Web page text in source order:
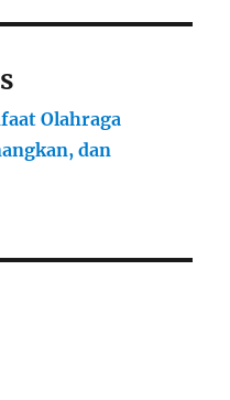
Olahraga
dan